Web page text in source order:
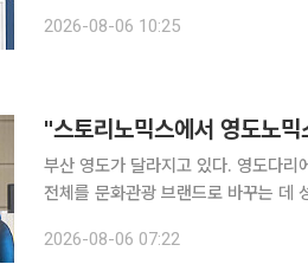
2026-08-06 10:25
부산 영도가 달라지고 있다. 영도다리에서 시작된 이야기가 태종대와 피란역사, 커피거리를 거쳐 섬
전체를 문화관광 브랜드로 바꾸는 데 성공했다.
2026-08-06 07:22